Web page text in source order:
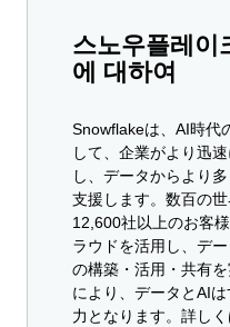
스노우플레이
에 대하여
Snowflakeは、AI時代
して、企業がより迅
し、データからより
支援します。数百の
12,600社以上のお客
ラウドを活用し、デ
の構築・活用・共有
により、データとAI
力となります。詳しく